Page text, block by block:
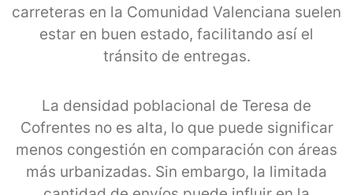
carreteras en la Comunidad Valenciana suelen
estar en buen estado, facilitando así el
tránsito de entregas.
La densidad poblacional de Teresa de
Cofrentes no es alta, lo que puede significar
menos congestión en comparación con áreas
más urbanizadas. Sin embargo, la limitada